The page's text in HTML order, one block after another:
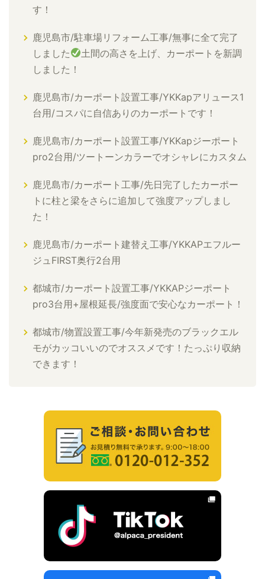
す！
鹿児島市/駐車場リフォーム工事/無事に全て完了
しました
土間の高さを上げ、カーポートを新調
しました！
鹿児島市/カーポート設置工事/YKKapアリュース1
台用/コスパに自信ありのカーポートです！
鹿児島市/カーポート設置工事/YKKapジーポート
pro2台用/ツートーンカラーでオシャレにカスタム
鹿児島市/カーポート工事/先日完了したカーポー
トに柱と梁をさらに追加して強度アップしまし
た！
鹿児島市/カーポート建替え工事/YKKAPエフルー
ジュFIRST奥行2台用
都城市/カーポート設置工事/YKKAPジーポート
pro3台用+屋根延長/強度面で安心なカーポート！
都城市/物置設置工事/今年新発売のブラックエル
モがカッコいいのでオススメです！たっぷり収納
できます！